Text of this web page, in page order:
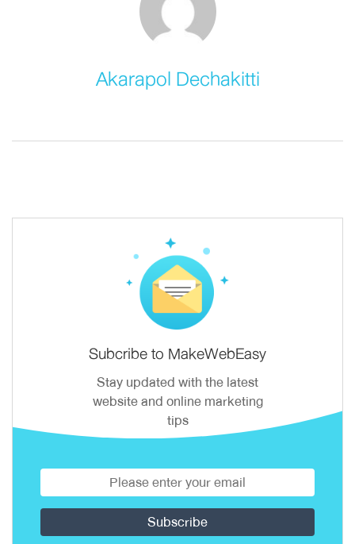
Akarapol Dechakitti
Subcribe to MakeWebEasy
Stay updated with the latest
website and online marketing
tips